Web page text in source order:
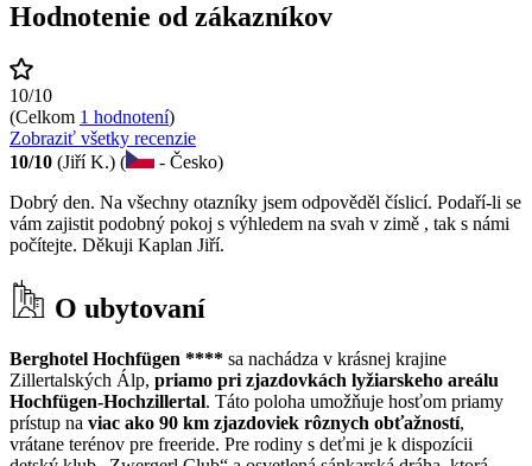
Hodnotenie od zákazníkov
10/10
(Celkom 1 hodnotení)
Zobraziť všetky recenzie
10/10 (Jiří K.) (
- Česko)
Dobrý den. Na všechny otazníky jsem odpověděl číslicí. Podaří-li se
vám zajistit podobný pokoj s výhledem na svah v zimě , tak s námi
počítejte. Děkuji Kaplan Jiří.
O ubytovaní
Berghotel Hochfügen **** sa nachádza v krásnej krajine
Zillertalských Álp, priamo pri zjazdovkách lyžiarskeho areálu
Hochfügen-Hochzillertal. Táto poloha umožňuje hosťom priamy
prístup na viac ako 90 km zjazdoviek rôznych obťažností,
vrátane terénov pre freeride. Pre rodiny s deťmi je k dispozícii